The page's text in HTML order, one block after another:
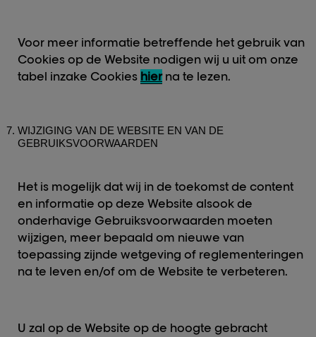
Voor meer informatie betreffende het gebruik van
Cookies op de Website nodigen wij u uit om onze
tabel inzake Cookies hierna te lezen.
WIJZIGING VAN DE WEBSITE EN VAN DE
GEBRUIKSVOORWAARDEN
Het is mogelijk dat wij in de toekomst de content
en informatie op deze Website alsook de
onderhavige Gebruiksvoorwaarden moeten
wijzigen, meer bepaald om nieuwe van
toepassing zijnde wetgeving of reglementeringen
na te leven en/of om de Website te verbeteren.
U zal op de Website op de hoogte gebracht